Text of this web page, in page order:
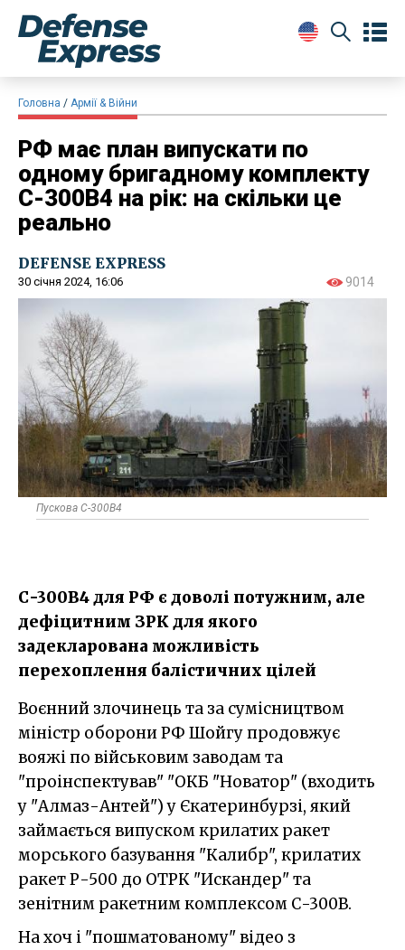
Головна Армії & Війни
РФ має план випускати по
одному бригадному комплекту
С-300В4 на рік: на скільки це
реально
DEFENSE EXPRESS
30 січня 2024, 16:06 9014
Пускова С-300В4
С-300В4 для РФ є доволі потужним, але
дефіцитним ЗРК для якого
задекларована можливість
перехоплення балістичних цілей
Воєнний злочинець та за сумісництвом
міністр оборони РФ Шойгу продовжує
вояжі по військовим заводам та
"проінспектував" "ОКБ "Новатор" (входить
у "Алмаз-Антей") у Єкатеринбурзі, який
займається випуском крилатих ракет
морського базування "Калибр", крилатих
ракет Р-500 до ОТРК "Искандер" та
зенітним ракетним комплексом С-300В.
На хоч і "пошматованому" відео з